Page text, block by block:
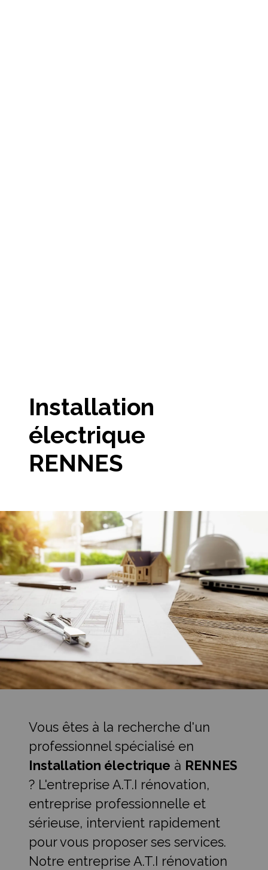
Installation
électrique
RENNES
Vous êtes à la recherche d'un
professionnel spécialisé en
Installation électrique à RENNES
? L'entreprise A.T.I rénovation,
entreprise professionnelle et
sérieuse, intervient rapidement
pour vous proposer ses services.
Notre entreprise A.T.I rénovation